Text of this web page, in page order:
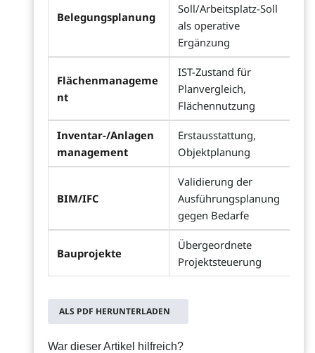
Belegungsplanung
Soll/Arbeitsplatz-Soll
als operative
Ergänzung
Flächenmanageme
nt
IST-Zustand für
Planvergleich,
Flächennutzung
Inventar-/Anlagen
management
Erstausstattung,
Objektplanung
BIM/IFC
Validierung der
Ausführungsplanung
gegen Bedarfe
Bauprojekte
Übergeordnete
Projektsteuerung
ALS PDF HERUNTERLADEN
War dieser Artikel hilfreich?